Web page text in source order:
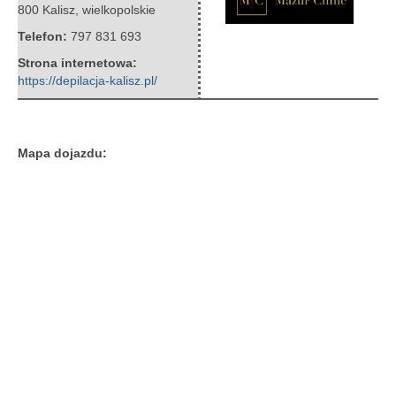
800 Kalisz wielkopolskie
Telefon: 797 831 693
Strona internetowa:
https://depilacja-kalisz.pl/
Mapa dojazdu: